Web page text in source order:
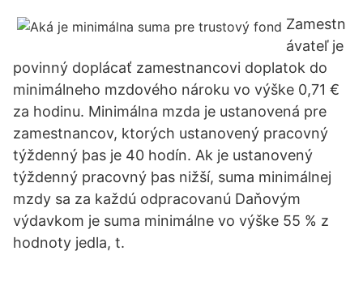
Zamestn
ávateľ je
povinný doplácať zamestnancovi doplatok do
minimálneho mzdového nároku vo výške 0,71 €
za hodinu. Minimálna mzda je ustanovená pre
zamestnancov, ktorých ustanovený pracovný
týždenný þas je 40 hodín. Ak je ustanovený
týždenný pracovný þas nižší, suma minimálnej
mzdy sa za každú odpracovanú Daňovým
výdavkom je suma minimálne vo výške 55 % z
hodnoty jedla, t.